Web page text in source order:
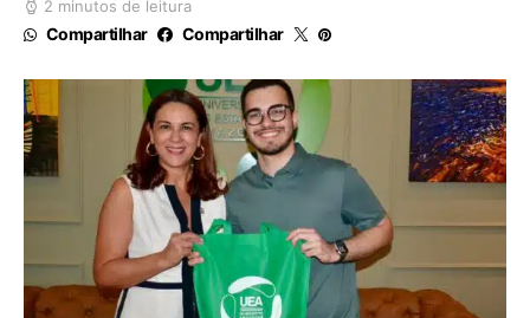
2 minutos de leitura
Compartilhar Compartilhar